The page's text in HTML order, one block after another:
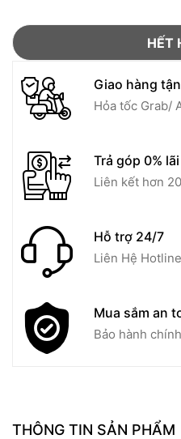
HẾT
Giao hàng
Hỏa tốc Grab/
Trả góp 0%
Liên kết hơn
Hỗ trợ 24/7
Liên Hệ Hotline
Mua sắm an
Bảo hành
THÔNG TIN SẢN PHẨM